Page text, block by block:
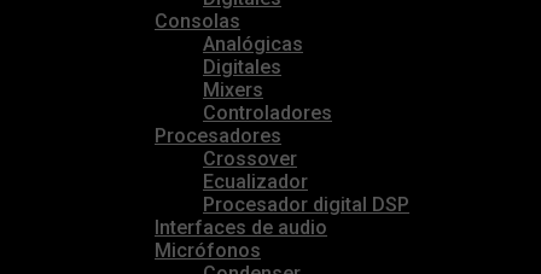
Consolas
Analógicas
Digitales
Mixers
Controladores
Procesadores
Crossover
Ecualizador
Procesador digital DSP
Interfaces de audio
Micrófonos